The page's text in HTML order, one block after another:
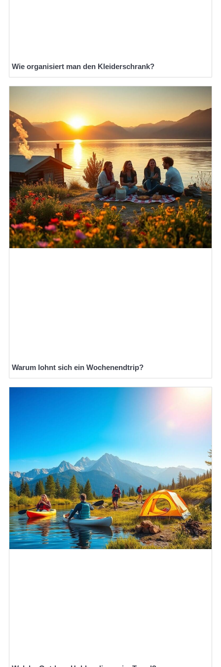
Wie organisiert man den Kleiderschrank?
Warum lohnt sich ein Wochenendtrip?